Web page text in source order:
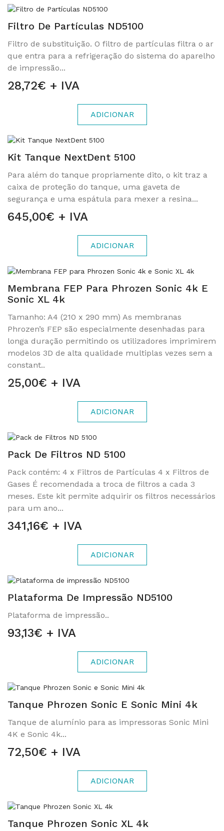
Filtro De Partículas ND5100
Filtro de substituição. O filtro de partículas filtra o ar
que entra para a refrigeração do sistema do aparelho
de impressão...
28,72€ + IVA
ADICIONAR
Kit Tanque NextDent 5100
Para além do tanque propriamente dito, o kit traz a
caixa de proteção do tanque, uma gaveta de
segurança e uma espátula para mexer a resina...
645,00€ + IVA
ADICIONAR
Membrana FEP Para Phrozen Sonic 4k E
Sonic XL 4k
Tamanho: A4 (210 x 290 mm) As membranas
Phrozen’s FEP são especialmente desenhadas para
longa duração permitindo os utilizadores imprimirem
modelos 3D de alta qualidade multiplas vezes sem a
constant..
25,00€ + IVA
ADICIONAR
Pack De Filtros ND 5100
Pack contém: 4 x Filtros de Partículas 4 x Filtros de
Gases É recomendada a troca de filtros a cada 3
meses. Este kit permite adquirir os filtros necessários
para um ano...
341,16€ + IVA
ADICIONAR
Plataforma De Impressão ND5100
Plataforma de impressão..
93,13€ + IVA
ADICIONAR
Tanque Phrozen Sonic E Sonic Mini 4k
Tanque de alumínio para as impressoras Sonic Mini
4K e Sonic 4k...
72,50€ + IVA
ADICIONAR
Tanque Phrozen Sonic XL 4k